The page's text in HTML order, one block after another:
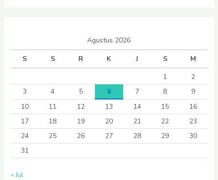
Agustus 2026
S
S R K J S
M
1
2
3
4 5 6 7 8
9
10
11 12 13 14 15
16
17
18 19 20 21 22
23
24
25 26 27 28 29
30
31
« Jul